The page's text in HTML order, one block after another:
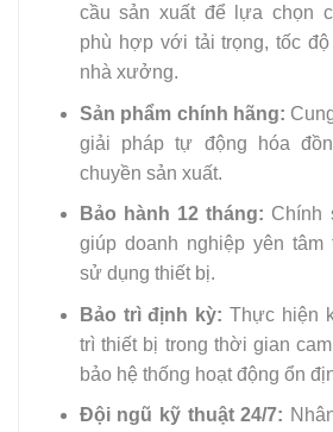
cầu sản xuất để lựa chọn
phù hợp với tải trọng, tốc
nhà xưởng.
Sản phẩm chính hãng:
giải pháp tự động hóa
chuyền sản xuất.
Bảo hành 12 tháng: Chính
giúp doanh nghiệp yên tâm
sử dụng thiết bị.
Bảo trì định kỳ: Thực hiện
trì thiết bị trong thời gian
bảo hệ thống hoạt động ổn
Đội ngũ kỹ thuật 24/7: